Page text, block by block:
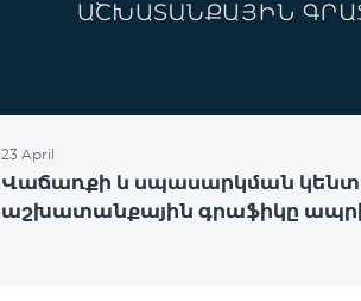
23 April
Վաճառքի և սպասարկման
աշխատանքային գրաֆիկը